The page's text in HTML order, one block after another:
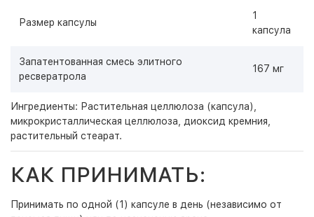
Размер капсулы
1
капсула
Запатентованная смесь элитного
ресвератрола
167 мг
Ингредиенты: Растительная целлюлоза (капсула),
микрокристаллическая целлюлоза, диоксид кремния,
растительный стеарат.
КАК ПРИНИМАТЬ:
Принимать по одной (1) капсуле в день (независимо от